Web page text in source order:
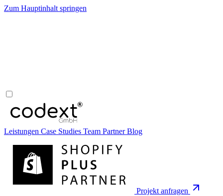
Zum Hauptinhalt springen
Leistungen Case Studies Team PartnerBlog
Projekt anfragen